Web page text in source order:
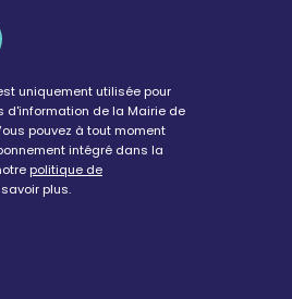
uniquement utilisée pour
d'information de la Mairie de
pouvez à tout moment
intégré dans la
politique de
plus.